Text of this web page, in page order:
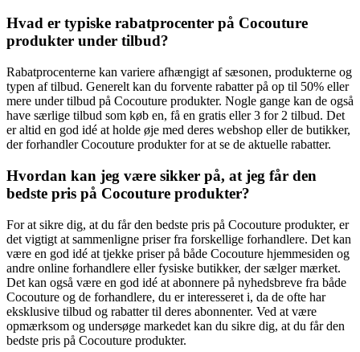
Hvad er typiske rabatprocenter på Cocouture
produkter under tilbud?
Rabatprocenterne kan variere afhængigt af sæsonen, produkterne og
typen af tilbud. Generelt kan du forvente rabatter på op til 50% eller
mere under tilbud på Cocouture produkter. Nogle gange kan de også
have særlige tilbud som køb en, få en gratis eller 3 for 2 tilbud. Det
er altid en god idé at holde øje med deres webshop eller de butikker,
der forhandler Cocouture produkter for at se de aktuelle rabatter.
Hvordan kan jeg være sikker på, at jeg får den
bedste pris på Cocouture produkter?
For at sikre dig, at du får den bedste pris på Cocouture produkter, er
det vigtigt at sammenligne priser fra forskellige forhandlere. Det kan
være en god idé at tjekke priser på både Cocouture hjemmesiden og
andre online forhandlere eller fysiske butikker, der sælger mærket.
Det kan også være en god idé at abonnere på nyhedsbreve fra både
Cocouture og de forhandlere, du er interesseret i, da de ofte har
eksklusive tilbud og rabatter til deres abonnenter. Ved at være
opmærksom og undersøge markedet kan du sikre dig, at du får den
bedste pris på Cocouture produkter.